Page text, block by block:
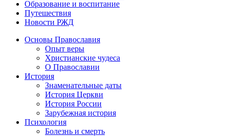
Образование и воспитание
Путешествия
Новости РЖД
Основы Православия
Опыт веры
Христианские чудеса
О Православии
История
Знаменательные даты
История Церкви
История России
Зарубежная история
Психология
Болезнь и смерть